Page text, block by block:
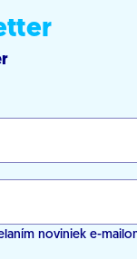
noviniek e-